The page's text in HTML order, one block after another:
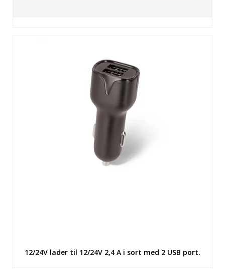
12/24V lader til 12/24V 2,4 A i sort med 2 USB port.